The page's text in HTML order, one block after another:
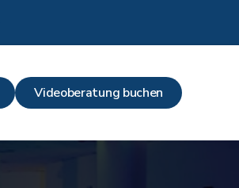
Videoberatung buchen